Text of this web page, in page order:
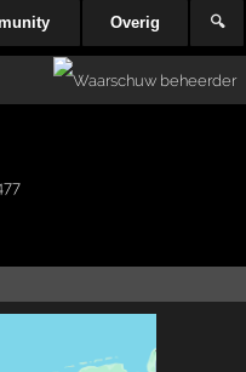
Overig 🔍